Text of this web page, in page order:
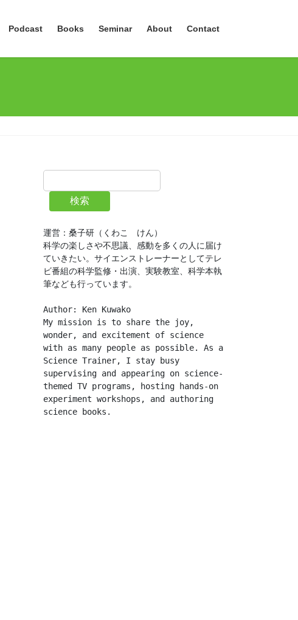
Podcast Books Seminar About Contact
検索
運営：桑子研（くわこ　けん）
科学の楽しさや不思議、感動を多くの人に届け
ていきたい。サイエンストレーナーとしてテレ
ビ番組の科学監修・出演、実験教室、科学本執
筆なども行っています。
Author: Ken Kuwako
My mission is to share the joy,
wonder, and excitement of science
with as many people as possible. As a
Science Trainer, I stay busy
supervising and appearing on science-
themed TV programs, hosting hands-on
experiment workshops, and authoring
science books.